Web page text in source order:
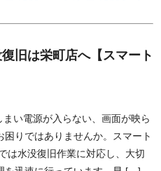
旧は栄町店へ【スマート
い電源が入らない、画面が映ら
りではありませんか。スマート
は水没復旧作業に対応し、大切